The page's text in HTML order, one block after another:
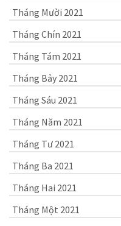
Tháng Mười 2021
Tháng Chín 2021
Tháng Tám 2021
Tháng Bảy 2021
Tháng Sáu 2021
Tháng Năm 2021
Tháng Tư 2021
Tháng Ba 2021
Tháng Hai 2021
Tháng Một 2021